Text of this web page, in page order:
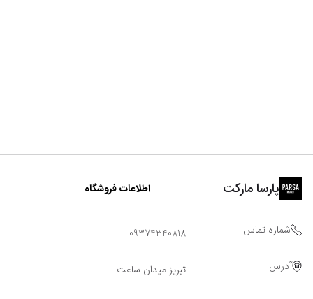
پارسا مارکت اطلاعات فروشگاه
شماره تماس 09374340818
آدرس تبریز میدان ساعت